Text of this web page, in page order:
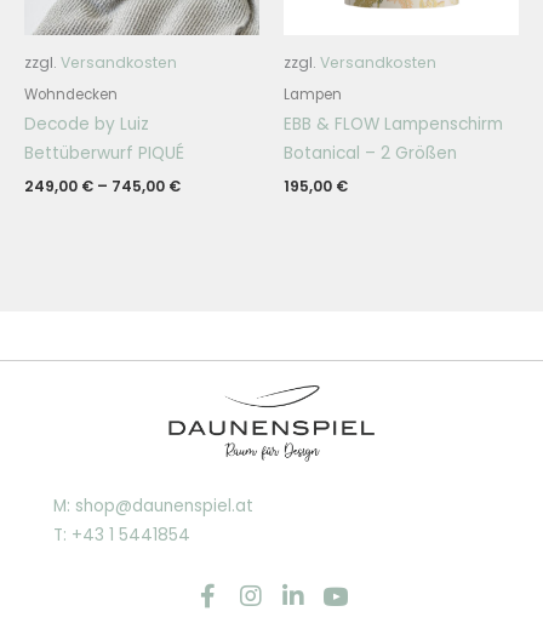
zzgl. Versandkosten
Wohndecken
Decode by Luiz
Bettüberwurf PIQUÉ
249,00 € – 745,00 €
zzgl. Versandkosten
Lampen
EBB & FLOW Lampenschirm
Botanical – 2 Größen
195,00 €
M: shop@daunenspiel.at
T: +43 1 5441854